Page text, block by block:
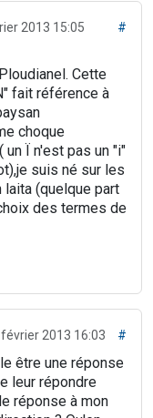
2013 15:05 #
Cette
fait référence à
choque
un Ï n'est pas un "i"
suis né sur les
(quelque part
des termes de
2013 16:03 #
être une réponse
leur répondre
réponse à mon